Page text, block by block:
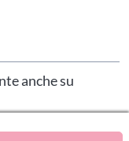
anche su